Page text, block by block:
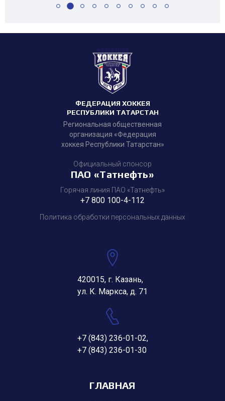
ФЕДЕРАЦИЯ ХОККЕЯ
РЕСПУБЛИКИ ТАТАРСТАН
Региональная общественная
организация «Федерация
хоккея Республики Татарстан»
Официальный спонсор
ПАО «Татнефть»
Горячая линия ПАО «Татнефть»
+7 800 100-4-112
Политика обработки персональных данных
420015, г. Казань,
ул. К. Маркса, д. 71
+7 (843) 236-01-02,
+7 (843) 236-01-30
ГЛАВНАЯ